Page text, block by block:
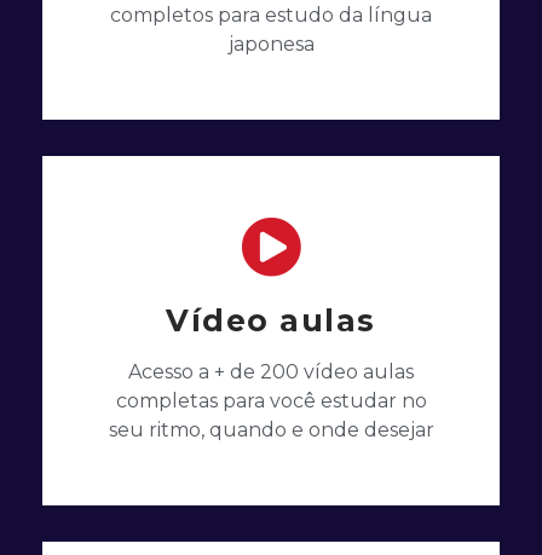
completos para estudo da língua
japonesa
Vídeo aulas
Acesso a + de 200 vídeo aulas
completas para você estudar no
seu ritmo, quando e onde desejar